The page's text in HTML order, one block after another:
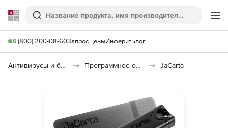
Softline
Поиск
8 (800) 200-08-60Запрос ценыИнферитБлог
Антивирусы и безопасность Программное обеспечение для контроля доступа JaCarta